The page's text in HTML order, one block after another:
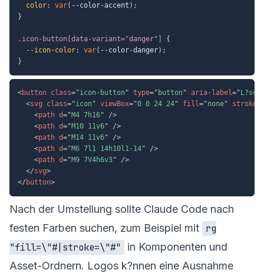
color: var( --color-accent ) ;
}
.icon-button[data-variant="danger"]
{
--icon-color: var( --color-danger) ;
}
<button class="icon-button" type=" button" aria-label="
<svg class="icon" viewBox="0 0 24 24" fill="none" stroke
<path d="M4 7h16"
/>
<path d="M10 11v6"
/>
<path d="M14 11v6"
/>
<path d="M6 7l1 14h10l1-14"
/>
<path d="M9 7V4h6v3"
/>
</svg>
</ button>
Nach der Umstellung sollte Claude Code nach
festen Farben suchen, zum Beispiel mit rg
"fill=\"#|stroke=\"#"
in Komponenten und
Asset-Ordnern. Logos k?nnen eine Ausnahme